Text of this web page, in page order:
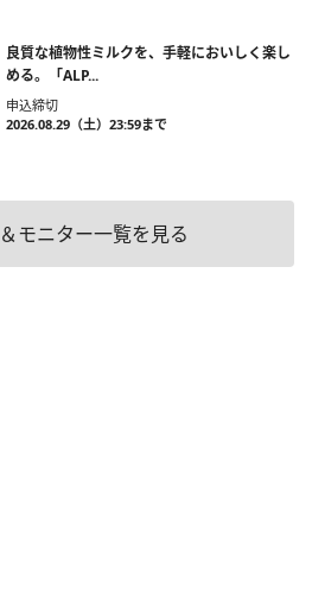
良質な植物性ミルクを、手軽においしく楽し
める。「ALP...
申込締切
2026.08.29（土）23:59まで
モニター一覧を見る